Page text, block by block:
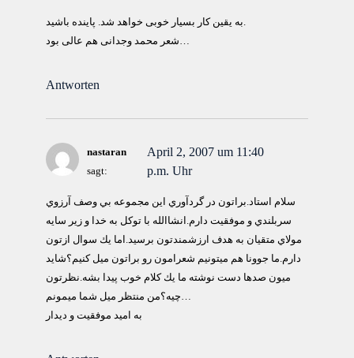
به یقین کار بسیار خوبی خواهد شد. پاینده باشید.
شعر محمد وجدانی هم عالی بود…
Antworten
nastaran
sagt:
April 2, 2007 um 11:40
p.m. Uhr
سلام استاد.براتون در گردآوري اين مجموعه بي وصف آرزوي
سربلندي و موفقيت دارم.انشاالله با توكل به خدا و زير سايه
مولاي متقيان به هدف ارزشمندتون برسيد.اما يك سوال ازتون
دارم.ما جوونا هم ميتونيم شعرامون رو براتون ميل كنيم؟شايد
ميون صدها دست نوشته ما يك كلام خوب پيدا بشه.نظرتون
به اميد موفقيت و ديدار